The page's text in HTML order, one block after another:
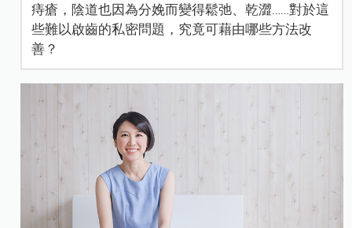
痔瘡，陰道也因為分娩而變得鬆弛、乾澀……對於這
些難以啟齒的私密問題，究竟可藉由哪些方法改
善？